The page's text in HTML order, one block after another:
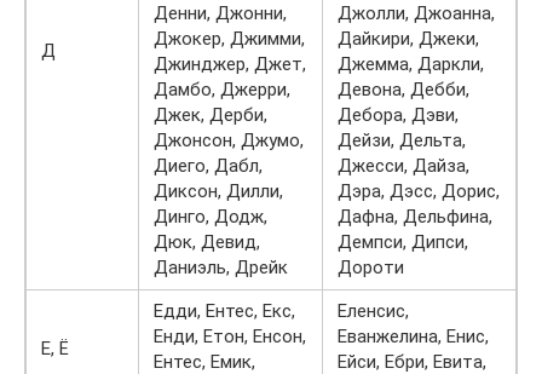
Д
Денни, Джонни,
Джокер, Джимми,
Джинджер, Джет,
Дамбо, Джерри,
Джек, Дерби,
Джонсон, Джумо,
Диего, Дабл,
Диксон, Дилли,
Динго, Додж,
Дюк, Девид,
Даниэль, Дрейк
Джолли, Джоанна,
Дайкири, Джеки,
Джемма, Даркли,
Девона, Дебби,
Дебора, Дэви,
Дейзи, Дельта,
Джесси, Дайза,
Дэра, Дэсс, Дорис,
Дафна, Дельфина,
Демпси, Дипси,
Дороти
Е, Ё
Едди, Ентес, Екс,
Енди, Етон, Енсон,
Ентес, Емик,
Еленсис,
Еванжелина, Енис,
Ейси, Ебри, Евита,